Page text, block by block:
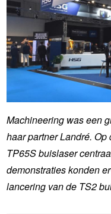
Machineering was een
haar partner Landré.
TP65S buislaser
demonstraties konden
lancering van de TS2